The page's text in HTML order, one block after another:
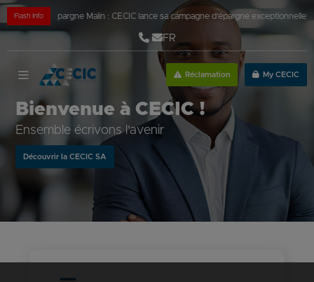
Flash Info
fêtes|Épargne Malin : CECIC lance sa campagne d’épargne exceptionnelle!|
FR
Réclamation My CECIC
Bienvenue à CECIC !
Ensemble écrivons l'avenir
Découvrir la CECIC SA